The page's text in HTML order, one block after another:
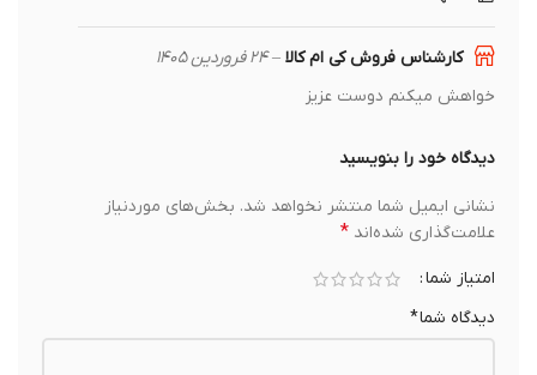
کارشناس فروش کی ام کالا– ۲۴ فروردین ۱۴۰۵
خواهش میکنم دوست عزیز
دیدگاه خود را بنویسید
نشانی ایمیل شما منتشر نخواهد شد. بخش‌های موردنیاز
علامت‌گذاری شده‌اند*
امتیاز شما
دیدگاه شما*